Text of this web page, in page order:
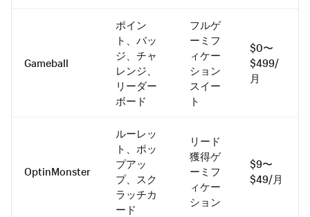
Gameball
ポイン
ト、バッ
ジ、チャ
レンジ、
リーダー
ボード
フルゲ
ーミフ
ィケー
ション
スイー
ト
$0〜
$499/
月
OptinMonster
ルーレッ
ト、ポッ
プアッ
プ、スク
ラッチカ
ード
リード
獲得ゲ
ーミフ
ィケー
ション
$9〜
$49/月